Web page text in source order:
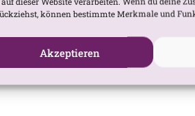
können bestimmte Merkmale und
Akzeptieren